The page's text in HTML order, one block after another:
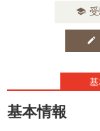
school
edit
基本情報